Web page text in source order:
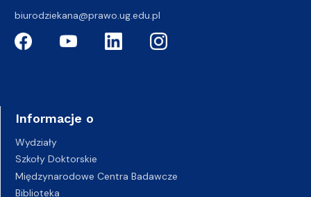
biurodziekana@prawo.ug.edu.pl
Informacje o
Wydziały
Szkoły Doktorskie
Międzynarodowe Centra Badawcze
Biblioteka